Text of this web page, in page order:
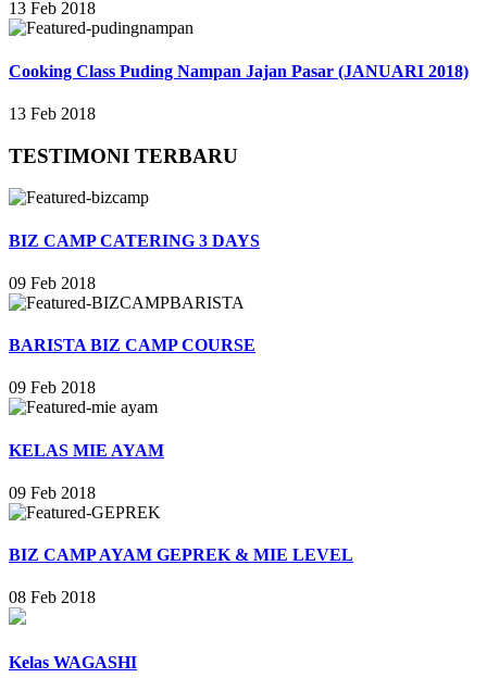
13 Feb 2018
Cooking Class Puding Nampan Jajan Pasar (JANUARI 2018)
13 Feb 2018
TESTIMONI TERBARU
BIZ CAMP CATERING 3 DAYS
09 Feb 2018
BARISTA BIZ CAMP COURSE
09 Feb 2018
KELAS MIE AYAM
09 Feb 2018
BIZ CAMP AYAM GEPREK & MIE LEVEL
08 Feb 2018
Kelas WAGASHI